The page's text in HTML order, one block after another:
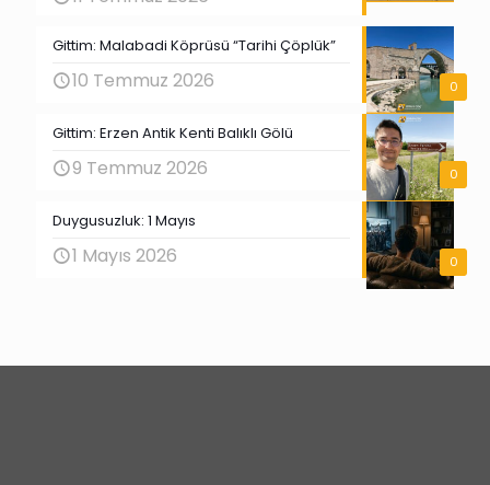
0
Gittim: Malabadi Köprüsü “Tarihi Çöplük”
10 Temmuz 2026
0
Gittim: Erzen Antik Kenti Balıklı Gölü
9 Temmuz 2026
0
Duygusuzluk: 1 Mayıs
1 Mayıs 2026